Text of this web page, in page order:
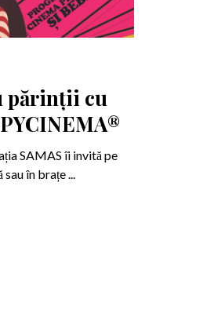
părinții cu
SAMAS îi invită pe
în brațe ...